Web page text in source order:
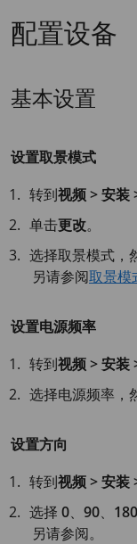
配置设备
基本设置
设置取景模式
转到视频 > 安装
单击更改。
选择取景模式，
另请参阅取景模
设置电源频率
转到视频 > 安装
选择电源频率，
设置方向
转到视频 > 安装
选择0、90、 180
另请参阅。